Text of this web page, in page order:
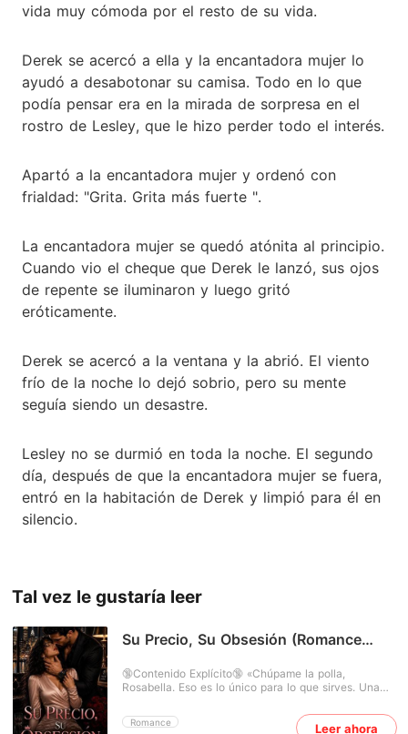
vida muy cómoda por el resto de su vida.
Derek se acercó a ella y la encantadora mujer lo
ayudó a desabotonar su camisa. Todo en lo que
podía pensar era en la mirada de sorpresa en el
rostro de Lesley, que le hizo perder todo el interés.
Apartó a la encantadora mujer y ordenó con
frialdad: "Grita. Grita más fuerte ".
La encantadora mujer se quedó atónita al principio.
Cuando vio el cheque que Derek le lanzó, sus ojos
de repente se iluminaron y luego gritó
eróticamente.
Derek se acercó a la ventana y la abrió. El viento
frío de la noche lo dejó sobrio, pero su mente
seguía siendo un desastre.
Lesley no se durmió en toda la noche. El segundo
día, después de que la encantadora mujer se fuera,
entró en la habitación de Derek y limpió para él en
silencio.
Tal vez le gustaría leer
Su Precio, Su Obsesión (Romance
oscuro)
Romance
🔞Contenido Explícito🔞 «Chúpame la polla,
Rosabella. Eso es lo único para lo que sirves. Una
Mantén tu boca sucia fuera de mis asuntos... úsala
solo para hacerme correr.» ****** Bella Hale ha
Leer ahora